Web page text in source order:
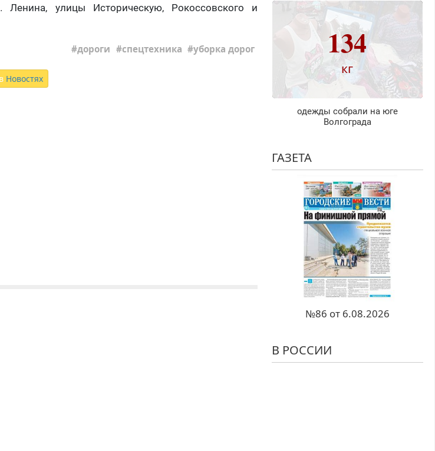
Ленина, улицы Историческую, Рокоссовского и
дороги спецтехника уборка дорог
Новостях
134
кг
одежды собрали на юге
Волгограда
ГАЗЕТА
№86 от 6.08.2026
В РОССИИ